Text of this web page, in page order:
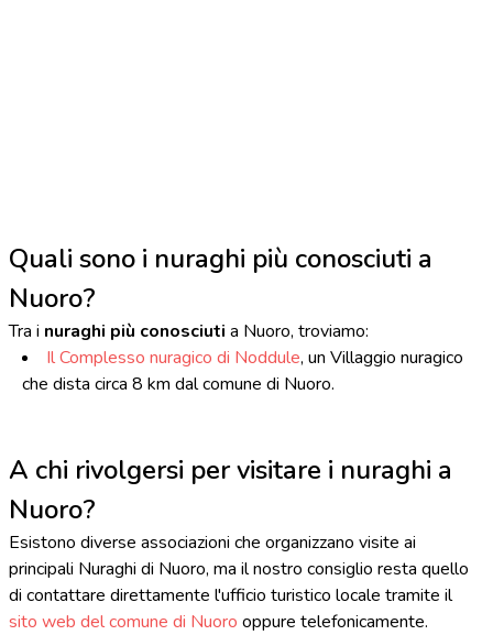
Quali sono i nuraghi più conosciuti a
Nuoro?
Tra i nuraghi più conosciuti a Nuoro, troviamo:
Il Complesso nuragico di Noddule, un Villaggio nuragico
che dista circa 8 km dal comune di Nuoro.
A chi rivolgersi per visitare i nuraghi a
Nuoro?
Esistono diverse associazioni che organizzano visite ai
principali Nuraghi di Nuoro, ma il nostro consiglio resta quello
di contattare direttamente l'ufficio turistico locale tramite il
sito web del comune di Nuoro oppure telefonicamente.